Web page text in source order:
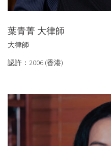
葉青菁 大律師
大律師
認許：2006 (香港)